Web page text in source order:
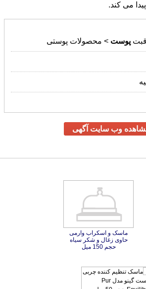
می کند.
پوست > محصولات پوستی
وب سایت آگهی
ماسک و اسکراب وارمی
حاوی زغال و شکر سیاه
حجم 150 میل